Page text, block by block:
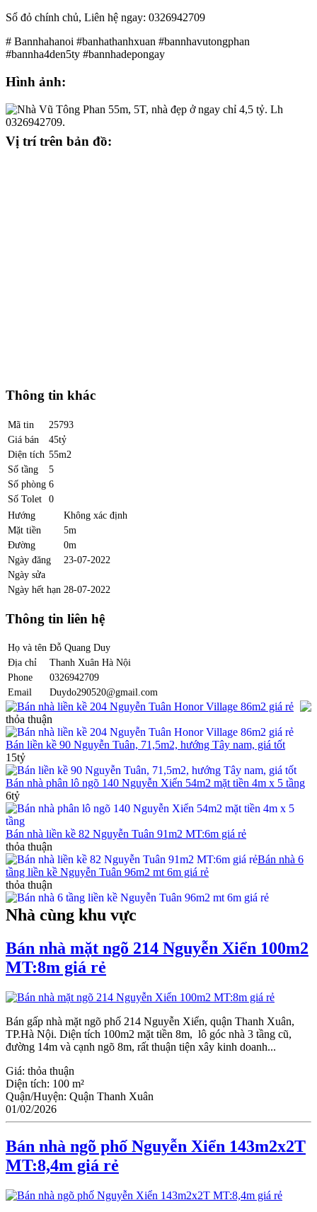
Sổ đỏ chính chủ, Liên hệ ngay: 0326942709
# Bannhahanoi #banhathanhxuan #bannhavutongphan
#bannha4den5ty #bannhadepongay
Hình ảnh:
Vị trí trên bản đồ:
Thông tin khác
Mã tin
25793
Giá bán
45tỷ
Diện tích 55m2
Số tầng
5
Số phòng 6
Số Tolet
0
Hướng
Không xác định
Mặt tiền
5m
Đường
0m
Ngày đăng
23-07-2022
Ngày sửa
Ngày hết hạn 28-07-2022
Thông tin liên hệ
Họ và tên Đỗ Quang Duy
Địa chỉ
Thanh Xuân Hà Nội
Phone
0326942709
Email
Duydo290520@gmail.com
Bán nhà liền kề 204 Nguyễn Tuân Honor Village 86m2 giá rẻ
thỏa thuận
Bán liền kề 90 Nguyễn Tuân, 71,5m2, hướng Tây nam, giá tốt
15tỷ
Bán nhà phân lô ngõ 140 Nguyễn Xiển 54m2 mặt tiền 4m x 5 tầng
6tỷ
Bán nhà liền kề 82 Nguyễn Tuân 91m2 MT:6m giá rẻ
thỏa thuận
Bán nhà 6
tầng liền kề Nguyễn Tuân 96m2 mt 6m giá rẻ
thỏa thuận
Nhà cùng khu vực
Bán nhà mặt ngõ 214 Nguyễn Xiển 100m2
MT:8m giá rẻ
Bán gấp nhà mặt ngõ phố 214 Nguyễn Xiển, quận Thanh Xuân,
TP.Hà Nội. Diện tích 100m2 mặt tiền 8m, lô góc nhà 3 tầng cũ,
đường 14m và cạnh ngõ 8m, rất thuận tiện xây kinh doanh...
Giá: thỏa thuận
Diện tích: 100 m²
Quận/Huyện: Quận Thanh Xuân
01/02/2026
Bán nhà ngõ phố Nguyễn Xiển 143m2x2T
MT:8,4m giá rẻ